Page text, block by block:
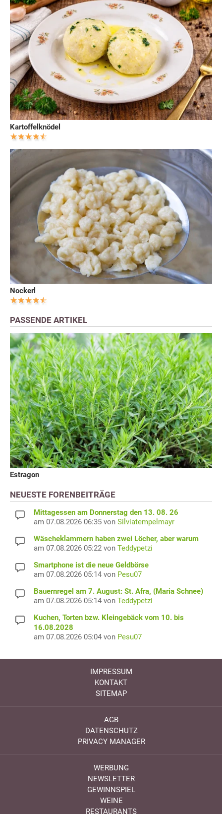
Kartoffelknödel
Nockerl
PASSENDE ARTIKEL
Estragon
NEUESTE FORENBEITRÄGE
Mittagessen am Donnerstag den 13. 08. 26
am 07.08.2026 06:35 von Silviatempelmayr
Wäscheklammern haben zwei Löcher, aber warum
am 07.08.2026 05:22 von Teddypetzi
Smartphone ist die neue Geldbörse
am 07.08.2026 05:14 von Pesu07
Bauernregel am 7. August: St. Afra, (Maria Schnee)
am 07.08.2026 05:14 von Teddypetzi
Kuchen, Torten bzw. Kleingebäck vom 10. bis
16.08.2028
am 07.08.2026 05:04 von Pesu07
IMPRESSUM
KONTAKT
SITEMAP
AGB
DATENSCHUTZ
PRIVACY MANAGER
WERBUNG
NEWSLETTER
GEWINNSPIEL
WEINE
RESTAURANTS